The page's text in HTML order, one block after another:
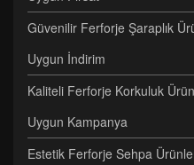
Güvenilir Ferforje Şaraplık
Uygun İndirim
Kaliteli Ferforje Korkuluk
Uygun Kampanya
Estetik Ferforje Sehpa